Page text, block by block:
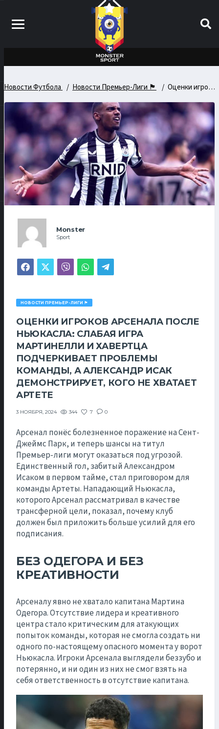
Новости Футбола Новости Премьер-Лиги 🏴󠁧󠁢󠁥󠁮󠁧󠁿 Оценки игроков Арсенала после Ньюкасла: слабая игра Мартинелли и Хавертца подчеркивает проблемы команды, а Александр Исак демонстрирует, кого не хватает Артете
Monster
Sport
НОВОСТИ ПРЕМЬЕР-ЛИГИ 🏴󠁧󠁢󠁥󠁮󠁧󠁿
ОЦЕНКИ ИГРОКОВ АРСЕНАЛА ПОСЛЕ
НЬЮКАСЛА: СЛАБАЯ ИГРА
МАРТИНЕЛЛИ И ХАВЕРТЦА
ПОДЧЕРКИВАЕТ ПРОБЛЕМЫ
КОМАНДЫ, А АЛЕКСАНДР ИСАК
ДЕМОНСТРИРУЕТ, КОГО НЕ ХВАТАЕТ
АРТЕТЕ
3 НОЯБРЯ, 2024 344 7 0
Арсенал понёс болезненное поражение на Сент-
Джеймс Парк, и теперь шансы на титул
Премьер-лиги могут оказаться под угрозой.
Единственный гол, забитый Александром
Исаком в первом тайме, стал приговором для
команды Артеты. Нападающий Ньюкасла,
которого Арсенал рассматривал в качестве
трансферной цели, показал, почему клуб
должен был приложить больше усилий для его
подписания.
БЕЗ ОДЕГОРА И БЕЗ
КРЕАТИВНОСТИ
Арсеналу явно не хватало капитана Мартина
Одегора. Отсутствие лидера и креативного
центра стало критическим для атакующих
попыток команды, которая не смогла создать ни
одного по-настоящему опасного момента у ворот
Ньюкасла. Игроки Арсенала выглядели беззубо и
потерянно, и ни один из них не смог взять на
себя ответственность в отсутствие капитана.